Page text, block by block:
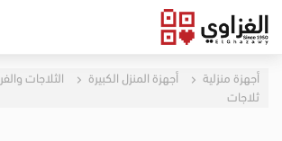
أجهزة منزلية أجهزة المنزل الكبيرة الثلاجات
ثلاجات